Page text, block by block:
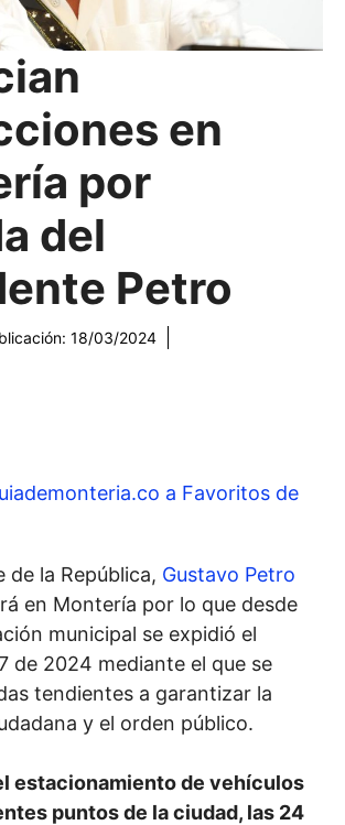
en
por
del
Petro
18/03/2024
a Favoritos de
de la República, Gustavo Petro
en Montería por lo que desde
municipal se expidió el
de 2024 mediante el que se
tendientes a garantizar la
y el orden público.
estacionamiento de vehículos
puntos de la ciudad, las 24